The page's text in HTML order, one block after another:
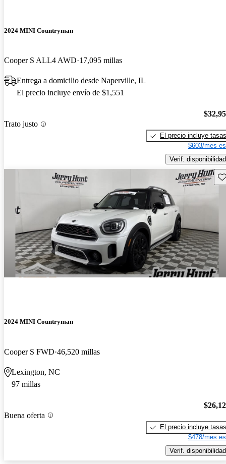
2024 MINI Countryman
Cooper S ALL4 AWD 17,095 millas
Entrega a domicilio desde Naperville, IL
El precio incluye envío de $1,551
Trato justo
El precio incluye tasas
$603/mes
Verif. disponibilidad
2024 MINI Countryman
Cooper S FWD 46,520 millas
Lexington, NC
97 millas
Buena oferta
El precio incluye tasas
$478/mes
Verif. disponibilidad